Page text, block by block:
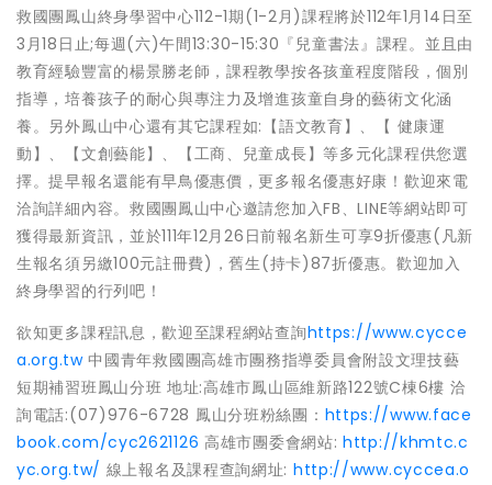
救國團鳳山終身學習中心112-1期(1-2月)課程將於112年1月14日至
3月18日止;每週(六)午間13:30-15:30『兒童書法』課程。並且由
教育經驗豐富的楊景勝老師，課程教學按各孩童程度階段，個別
指導，培養孩子的耐心與專注力及增進孩童自身的藝術文化涵
養。另外鳳山中心還有其它課程如:【語文教育】、【 健康運
動】、【文創藝能】、【工商、兒童成長】等多元化課程供您選
擇。提早報名還能有早鳥優惠價，更多報名優惠好康！歡迎來電
洽詢詳細內容。救國團鳳山中心邀請您加入FB、LINE等網站即可
獲得最新資訊，並於111年12月26日前報名新生可享9折優惠(凡新
生報名須另繳100元註冊費)，舊生(持卡)87折優惠。歡迎加入
終身學習的行列吧！
欲知更多課程訊息，歡迎至課程網站查詢https://www.cycce
a.org.tw中國青年救國團高雄市團務指導委員會附設文理技藝
短期補習班鳳山分班 地址:高雄市鳳山區維新路122號C棟6樓 洽
詢電話:(07)976-6728 鳳山分班粉絲團： https://www.face
book.com/cyc2621126 高雄市團委會網站:http://khmtc.c
yc.org.tw/ 線上報名及課程查詢網址: http://www.cyccea.o